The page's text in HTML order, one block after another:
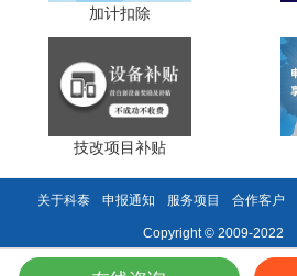
科泰集团(https://
高新技术企业认定 名优高新
中心认定、省市企业技术中心认
定、省市重点实验室认定、
专精特
巨人”、专利软著申请、
证、科技型中小企业评价入库、创
学技术奖、科技成果评价、 科技成
小泰】公众号，及时获取最新科技
加计扣除
技改项目补贴
关于科泰 申报通知 服务项目 合作客户
Copyright © 2009-2022